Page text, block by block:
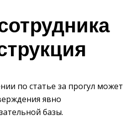
по статье за прогул может
явно
базы.